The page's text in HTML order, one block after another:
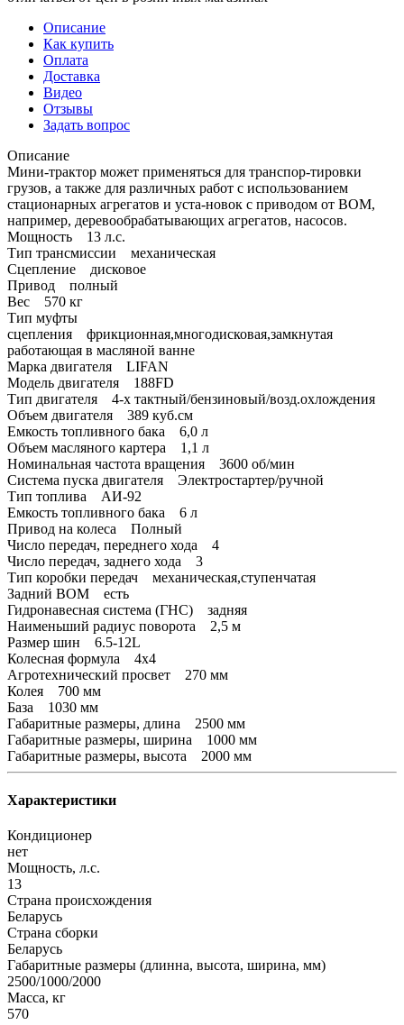
Описание
Как купить
Оплата
Доставка
Видео
Отзывы
Задать вопрос
Описание
Мини-трактор может применяться для транспор-тировки
грузов, а также для различных работ с использованием
стационарных агрегатов и уста-новок с приводом от ВОМ,
например, деревообрабатывающих агрегатов, насосов.
Мощность 13 л.с.
Тип трансмиссии механическая
Сцепление дисковое
Привод полный
Вес 570 кг
Тип муфты
сцепления фрикционная,многодисковая,замкнутая
работающая в масляной ванне
Марка двигателя LIFAN
Модель двигателя 188FD
Тип двигателя 4-х тактный/бензиновый/возд.охлождения
Объем двигателя 389 куб.см
Емкость топливного бака 6,0 л
Объем масляного картера 1,1 л
Номинальная частота вращения 3600 об/мин
Система пуска двигателя Электростартер/ручной
Тип топлива АИ-92
Емкость топливного бака 6 л
Привод на колеса Полный
Число передач, переднего хода 4
Число передач, заднего хода 3
Тип коробки передач механическая,ступенчатая
Задний ВОМ есть
Гидронавесная система (ГНС) задняя
Наименьший радиус поворота 2,5 м
Размер шин 6.5-12L
Колесная формула 4х4
Агротехнический просвет 270 мм
Колея 700 мм
База 1030 мм
Габаритные размеры, длина 2500 мм
Габаритные размеры, ширина 1000 мм
Габаритные размеры, высота 2000 мм
Характеристики
Кондиционер
нет
Мощность, л.с.
13
Страна происхождения
Беларусь
Страна сборки
Беларусь
Габаритные размеры (длинна, высота, ширина, мм)
2500/1000/2000
Масса, кг
570